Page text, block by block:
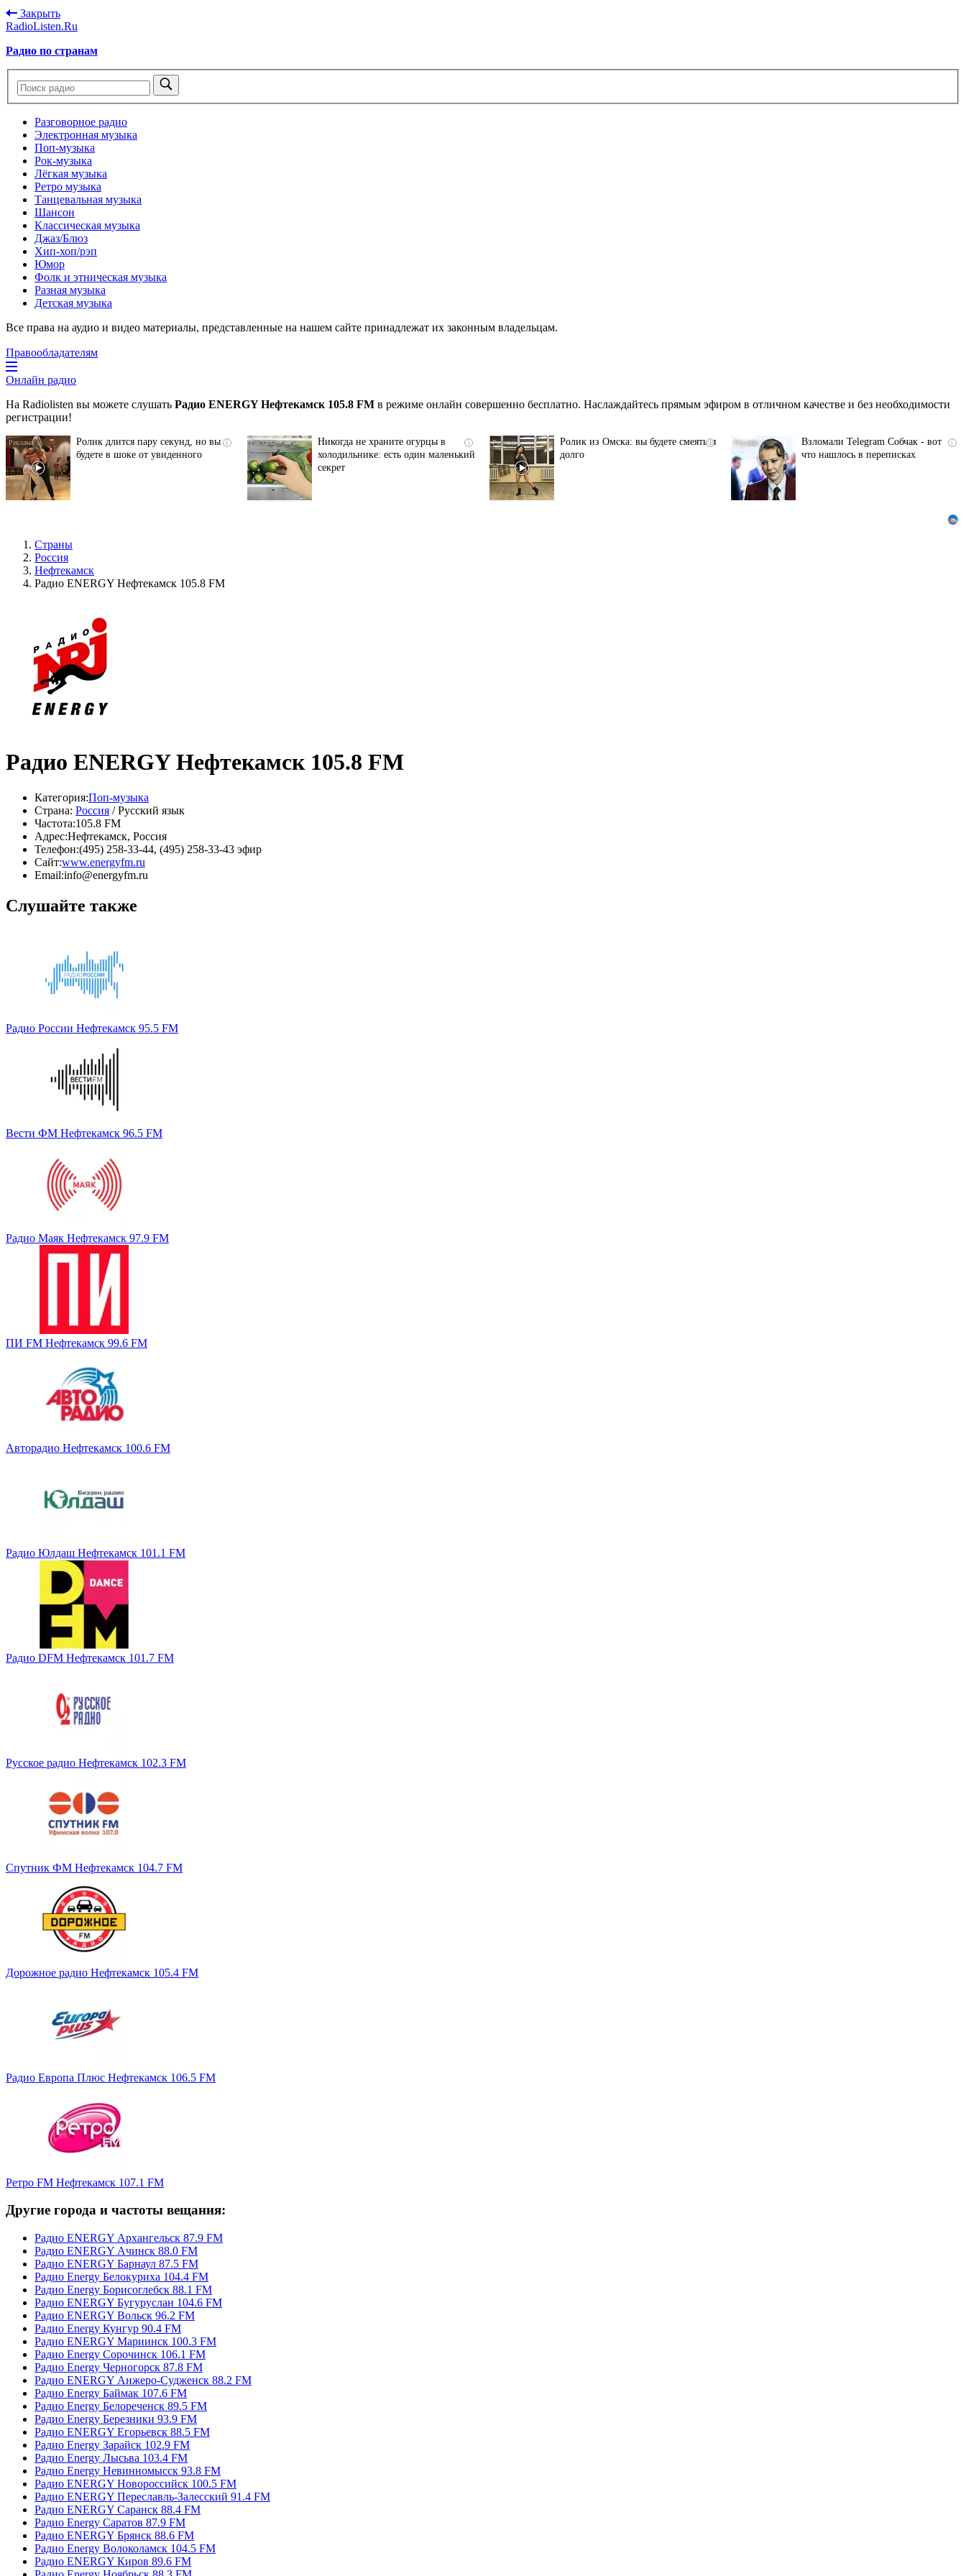
Закрыть
RadioListen.Ru
Радио по странам
Разговорное радио
Электронная музыка
Поп-музыка
Рок-музыка
Лёгкая музыка
Ретро музыка
Танцевальная музыка
Шансон
Классическая музыка
Джаз/Блюз
Хип-хоп/рэп
Юмор
Фолк и этническая музыка
Разная музыка
Детская музыка
Все права на аудио и видео материалы, представленные на нашем сайте принадлежат их законным владельцам.
Правообладателям
Онлайн радио
На Radiolisten вы можете слушать Радио ENERGY Нефтекамск 105.8 FM в режиме онлайн совершенно бесплатно. Наслаждайтесь прямым эфиром в отличном качестве и без необходимости
регистрации!
i
Ролик длится пару секунд, но вы
будете в шоке от увиденного
i
Никогда не храните огурцы в
холодильнике: есть один маленький
секрет
i
Ролик из Омска: вы будете смеяться
долго
i
Взломали Telegram Собчак - вот
что нашлось в переписках
Страны
Россия
Нефтекамск
Радио ENERGY Нефтекамск 105.8 FM
Радио ENERGY Нефтекамск 105.8 FM
Категория:Поп-музыка
Страна: Россия / Русский язык
Частота:105.8 FM
Адрес:Нефтекамск, Россия
Телефон:(495) 258-33-44, (495) 258-33-43 эфир
Сайт:www.energyfm.ru
Email:info@energyfm.ru
Слушайте также
Радио России Нефтекамск 95.5 FM
Вести ФМ Нефтекамск 96.5 FM
Радио Маяк Нефтекамск 97.9 FM
ПИ FM Нефтекамск 99.6 FM
Авторадио Нефтекамск 100.6 FM
Радио Юлдаш Нефтекамск 101.1 FM
Радио DFM Нефтекамск 101.7 FM
Русское радио Нефтекамск 102.3 FM
Спутник ФМ Нефтекамск 104.7 FM
Дорожное радио Нефтекамск 105.4 FM
Радио Европа Плюс Нефтекамск 106.5 FM
Ретро FM Нефтекамск 107.1 FM
Другие города и частоты вещания:
Радио ENERGY Архангельск 87.9 FM
Радио ENERGY Ачинск 88.0 FM
Радио ENERGY Барнаул 87.5 FM
Радио Energy Белокуриха 104.4 FM
Радио Energy Борисоглебск 88.1 FM
Радио ENERGY Бугуруслан 104.6 FM
Радио ENERGY Вольск 96.2 FM
Радио Energy Кунгур 90.4 FM
Радио ENERGY Мариинск 100.3 FM
Радио Energy Сорочинск 106.1 FM
Радио Energy Черногорск 87.8 FM
Радио ENERGY Анжеро-Судженск 88.2 FM
Радио Energy Баймак 107.6 FM
Радио Energy Белореченск 89.5 FM
Радио Energy Березники 93.9 FM
Радио ENERGY Егорьевск 88.5 FM
Радио Energy Зарайск 102.9 FM
Радио Energy Лысьва 103.4 FM
Радио Energy Невинномысск 93.8 FM
Радио ENERGY Новороссийск 100.5 FM
Радио ENERGY Переславль-Залесский 91.4 FM
Радио ENERGY Саранск 88.4 FM
Радио Energy Саратов 87.9 FM
Радио ENERGY Брянск 88.6 FM
Радио Energy Волоколамск 104.5 FM
Радио ENERGY Киров 89.6 FM